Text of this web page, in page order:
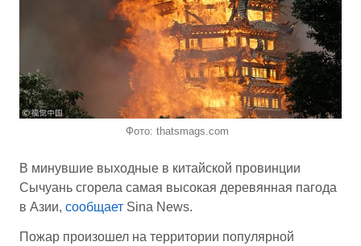
Фото: thatsmags.com
В минувшие выходные в китайской провинции
Сычуань сгорела самая высокая деревянная пагода
в Азии, сообщает Sina News.
Пожар произошел на территории популярной